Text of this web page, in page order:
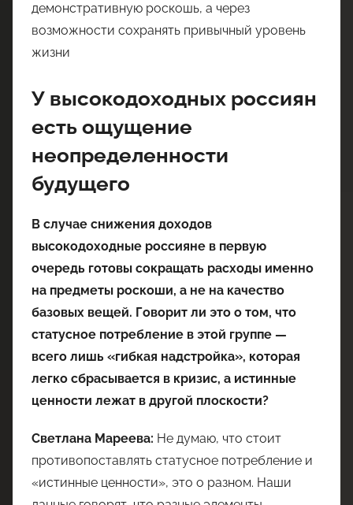
демонстративную роскошь, а через
возможности сохранять привычный уровень
жизни
У высокодоходных россиян
есть ощущение
неопределенности
будущего
В случае снижения доходов
высокодоходные россияне в первую
очередь готовы сокращать расходы именно
на предметы роскоши, а не на качество
базовых вещей. Говорит ли это о том, что
статусное потребление в этой группе —
всего лишь «гибкая надстройка», которая
легко сбрасывается в кризис, а истинные
ценности лежат в другой плоскости?
Светлана Мареева: Не думаю, что стоит
противопоставлять статусное потребление и
«истинные ценности», это о разном. Наши